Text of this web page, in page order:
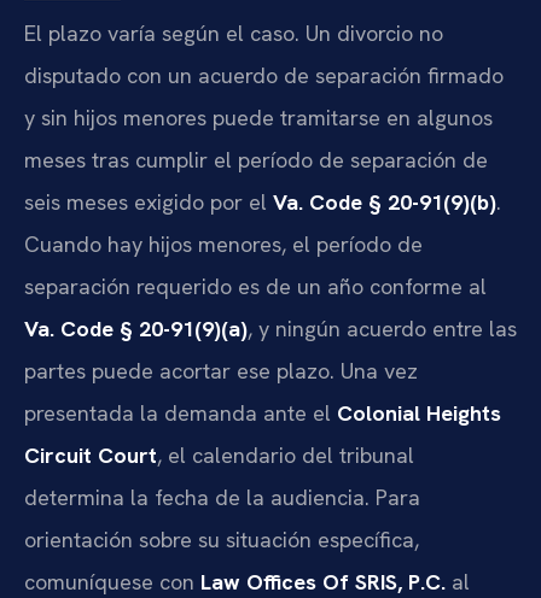
El plazo varía según el caso. Un divorcio no
disputado con un acuerdo de separación firmado
y sin hijos menores puede tramitarse en algunos
meses tras cumplir el período de separación de
seis meses exigido por el Va. Code § 20-91(9)(b).
Cuando hay hijos menores, el período de
separación requerido es de un año conforme al
Va. Code § 20-91(9)(a), y ningún acuerdo entre las
partes puede acortar ese plazo. Una vez
presentada la demanda ante el Colonial Heights
Circuit Court, el calendario del tribunal
determina la fecha de la audiencia. Para
orientación sobre su situación específica,
comuníquese con Law Offices Of SRIS, P.C. al